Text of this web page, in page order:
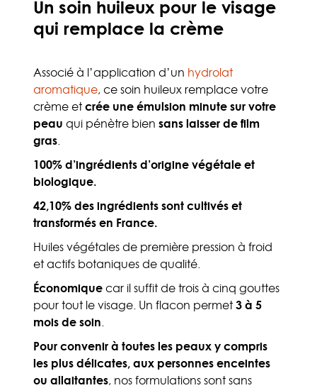
Un soin huileux pour le visage
qui remplace la crème
Associé à l’application d’un hydrolat
aromatique, ce soin huileux remplace votre
crème et crée une émulsion minute sur votre
peau qui pénètre bien sans laisser de film
gras.
100% d’ingrédients d’origine végétale et
biologique.
42,10% des ingrédients sont cultivés et
transformés en France.
Huiles végétales de première pression à froid
et actifs botaniques de qualité.
Économiquecar il suffit de trois à cinq gouttes
pour tout le visage. Un flacon permet3 à 5
mois de soin
Pour convenir à toutes les peaux y compris
les plus délicates, aux personnes enceintes
ou allaitantes, nos formulations sont sans